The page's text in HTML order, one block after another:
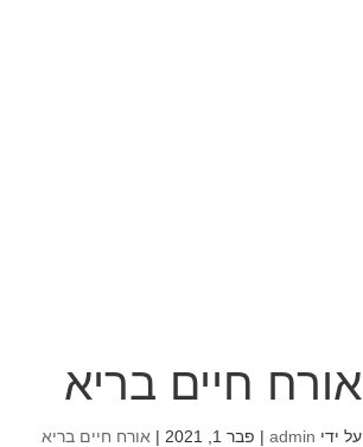
אורח חיים בריא
על ידי admin
| פבר 1, 2021 | אורח חיים בריא